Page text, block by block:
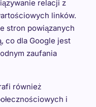
relacji z
linków.
stron powiązanych
co dla Google jest
zaufania
również
i